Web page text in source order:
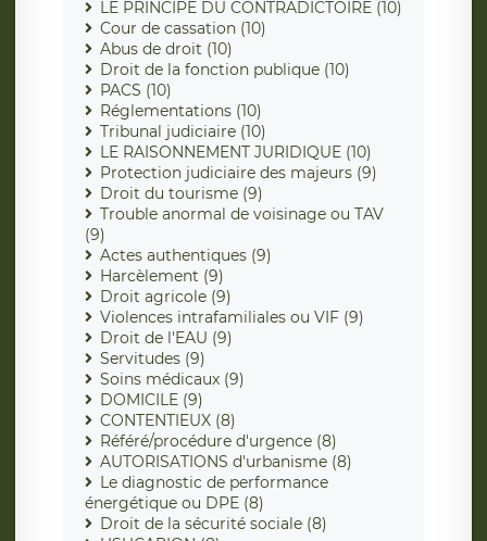
LE PRINCIPE DU CONTRADICTOIRE (10)
Cour de cassation (10)
Abus de droit (10)
Droit de la fonction publique (10)
PACS (10)
Réglementations (10)
Tribunal judiciaire (10)
LE RAISONNEMENT JURIDIQUE (10)
Protection judiciaire des majeurs (9)
Droit du tourisme (9)
Trouble anormal de voisinage ou TAV
(9)
Actes authentiques (9)
Harcèlement (9)
Droit agricole (9)
Violences intrafamiliales ou VIF (9)
Droit de l'EAU (9)
Servitudes (9)
Soins médicaux (9)
DOMICILE (9)
CONTENTIEUX (8)
Référé/procédure d'urgence (8)
AUTORISATIONS d'urbanisme (8)
Le diagnostic de performance
énergétique ou DPE (8)
Droit de la sécurité sociale (8)